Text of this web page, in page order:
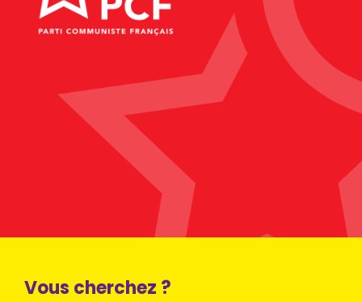
Vous cherchez ?